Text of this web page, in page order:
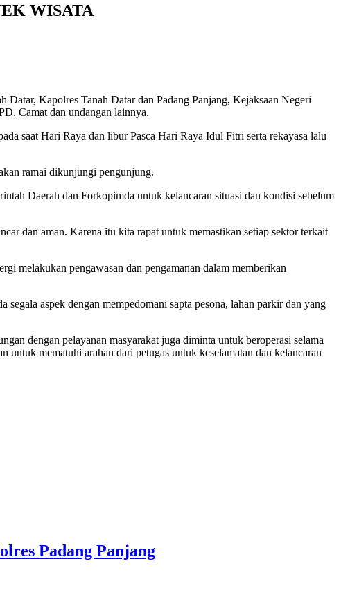
WISATA
Kapolres Tanah Datar dan Padang Panjang, Kejaksaan Negeri
Camat dan undangan lainnya.
saat Hari Raya dan libur Pasca Hari Raya Idul Fitri serta rekayasa lalu
ramai dikunjungi pengunjung.
Daerah dan Forkopimda untuk kelancaran situasi dan kondisi sebelum
dan aman. Karena itu kita rapat untuk memastikan setiap sektor terkait
melakukan pengawasan dan pengamanan dalam memberikan
aspek dengan mempedomani sapta pesona, lahan parkir dan yang
dengan pelayanan masyarakat juga diminta untuk beroperasi selama
mematuhi arahan dari petugas untuk keselamatan dan kelancaran
Padang Panjang